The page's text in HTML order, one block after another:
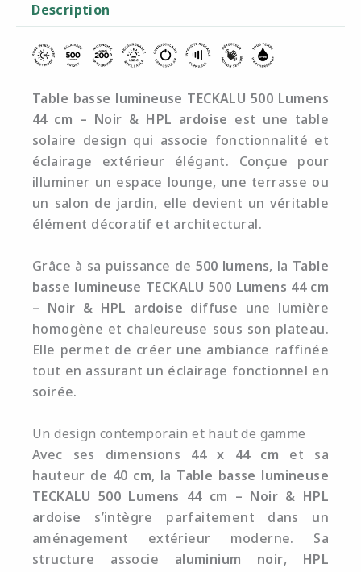
Description
Table basse lumineuse TECKALU 500 Lumens
44 cm – Noir & HPL ardoise est une table
solaire design qui associe fonctionnalité et
éclairage extérieur élégant. Conçue pour
illuminer un espace lounge, une terrasse ou
un salon de jardin, elle devient un véritable
élément décoratif et architectural.
Grâce à sa puissance de 500 lumens, la Table
basse lumineuse TECKALU 500 Lumens 44 cm
– Noir & HPL ardoise diffuse une lumière
homogène et chaleureuse sous son plateau.
Elle permet de créer une ambiance raffinée
tout en assurant un éclairage fonctionnel en
soirée.
Un design contemporain et haut de gamme
Avec ses dimensions 44 x 44 cm et sa
hauteur de 40 cm, la Table basse lumineuse
TECKALU 500 Lumens 44 cm – Noir & HPL
ardoise s’intègre parfaitement dans un
aménagement extérieur moderne. Sa
structure associe aluminium noir, HPL